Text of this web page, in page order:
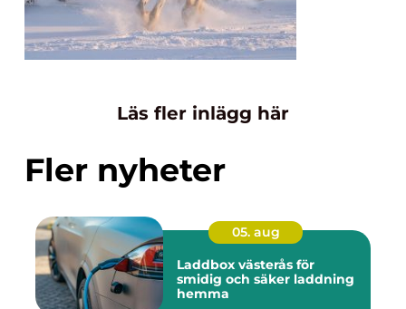
Läs fler inlägg här
Fler nyheter
05. aug
Laddbox västerås för
smidig och säker laddning
hemma